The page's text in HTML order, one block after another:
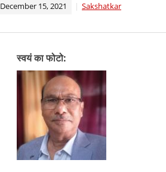
December 15, 2021 Sakshatkar
स्वयं का फोटो: